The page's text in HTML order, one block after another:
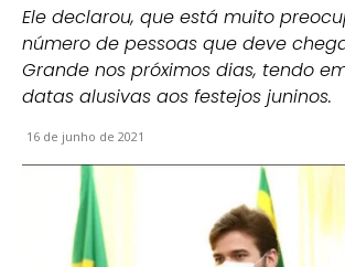
Ele declarou, que está muito
número de pessoas que deve
Grande nos próximos dias, tendo
datas alusivas aos festejos juninos.
16 de junho de 2021